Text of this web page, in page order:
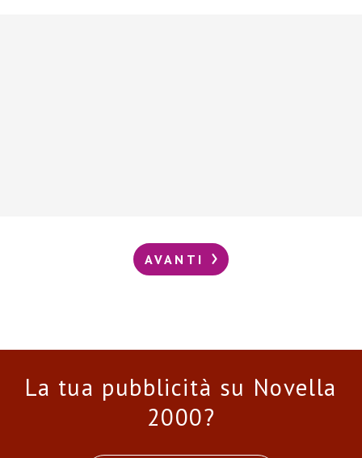
AVANTI
La tua pubblicità su Novella
2000?